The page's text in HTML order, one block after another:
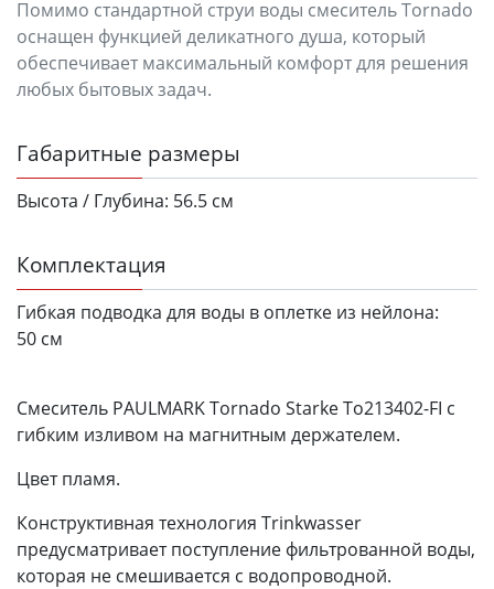
Помимо стандартной струи воды смеситель Tornado
оснащен функцией деликатного душа, который
обеспечивает максимальный комфорт для решения
любых бытовых задач.
Габаритные размеры
Высота / Глубина: 56.5 см
Комплектация
Гибкая подводка для воды в оплетке из нейлона:
50 см
Смеситель PAULMARK Tornado Starke To213402-FI с
гибким изливом на магнитным держателем.
Цвет пламя.
Конструктивная технология Trinkwasser
предусматривает поступление фильтрованной воды,
которая не смешивается с водопроводной.